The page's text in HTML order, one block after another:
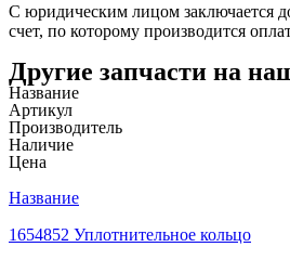
С юридическим лицом заключается
счет, по которому производится
Другие запчасти на
Название
Артикул
Производитель
Наличие
Цена
Название
1654852 Уплотнительное кольцо